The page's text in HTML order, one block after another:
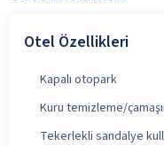
Otel Özellikleri
Kapalı otopark
Kuru temizleme/
Tekerlekli sandalye